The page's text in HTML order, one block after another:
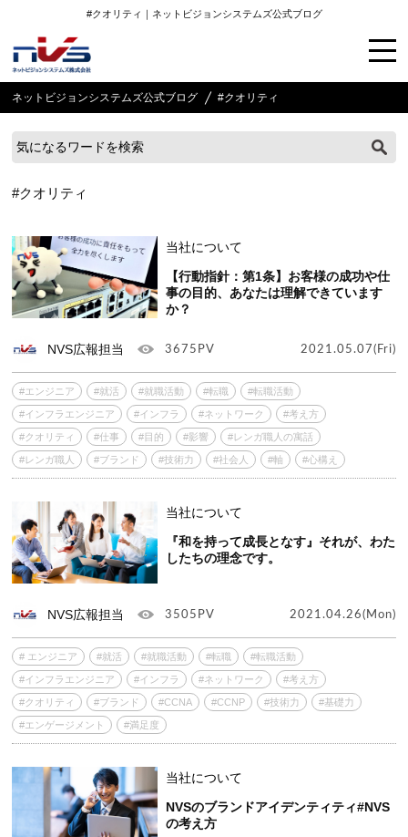
#クオリティ｜ネットビジョンシステムズ公式ブログ
ネットビジョンシステムズ公式ブログ #クオリティ
#クオリティ
当社について
【行動指針：第1条】お客様の成功や仕
事の目的、あなたは理解できています
か？
NVS広報担当 3675PV 2021.05.07(Fri)
#エンジニア #就活 #就職活動 #転職 #転職活動
#インフラエンジニア #インフラ #ネットワーク #考え方
#クオリティ #仕事 #目的 #影響 #レンガ職人の寓話
#レンガ職人 #ブランド #技術力 #社会人 #軸 #心構え
当社について
『和を持って成長となす』それが、わた
したちの理念です。
NVS広報担当 3505PV 2021.04.26(Mon)
# エンジニア #就活 #就職活動 #転職 #転職活動
#インフラエンジニア #インフラ #ネットワーク #考え方
#クオリティ #ブランド #CCNA #CCNP #技術力 #基礎力
#エンゲージメント #満足度
当社について
NVSのブランドアイデンティティ#NVS
の考え方